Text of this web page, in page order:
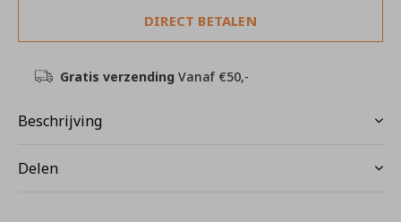
DIRECT BETALEN
Gratis verzending Vanaf €50,-
Beschrijving
Delen